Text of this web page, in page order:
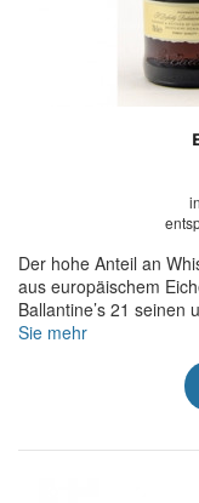
Der hohe Anteil an
aus europäischem
Ballantine’s 21 seinen
Sie mehr